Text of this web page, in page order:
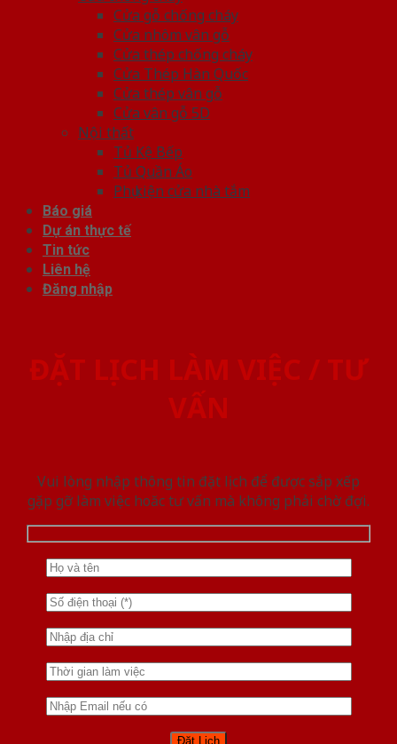
Cửa gỗ chống cháy
Cửa nhôm vân gỗ
Cửa thép chống cháy
Cửa Thép Hàn Quốc
Cửa thép vân gỗ
Cửa vân gỗ 5D
Nội thất
Tủ Kệ Bếp
Tủ Quần Áo
Phụ kiện cửa nhà tắm
Báo giá
Dự án thực tế
Tin tức
Liên hệ
Đăng nhập
ĐẶT LỊCH LÀM VIỆC / TƯ
VẤN
Vui lòng nhập thông tin đặt lịch để được sắp xếp
gặp gỡ làm việc hoăc tư vấn mà không phải chờ đợi.